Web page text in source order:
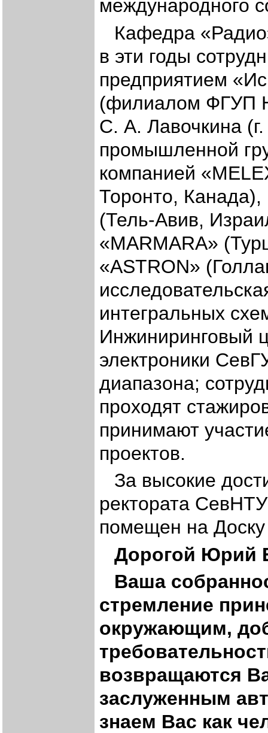
международного
Кафедра
в эти годы
предприятием
(филиалом ФГУП
С. А. Лавочкина
промышленной
компанией
Торонто, Канада),
(Тель-Авив,
«MARMARA»
«ASTRON»
интегральных
Инжиниринговый
электроники
диапазона;
проходят
принимают
проектов.
За высокие
ректората
помещен на
Дорогой Юрий
Ваша
стремление
окружающим,
возвращаются
заслуженным
знаем Вас как